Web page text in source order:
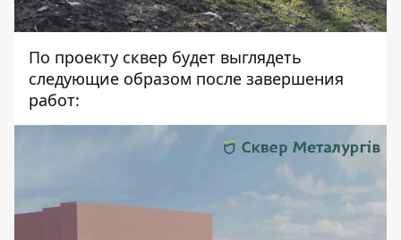
По проекту сквер будет выглядеть
следующие образом после завершения
работ: